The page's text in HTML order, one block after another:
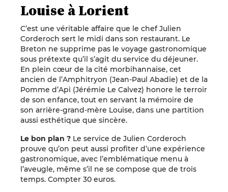
Louise à Lorient
C’est une véritable affaire que le chef Julien
Corderoch sert le midi dans son restaurant. Le
Breton ne supprime pas le voyage gastronomique
sous prétexte qu’il s’agit du service du déjeuner.
En plein cœur de la cité morbihannaise, cet
ancien de l’Amphitryon (Jean-Paul Abadie) et de la
Pomme d’Api (Jérémie Le Calvez) honore le terroir
de son enfance, tout en servant la mémoire de
son arrière-grand-mère Louise, dans une partition
aussi esthétique que sincère.
Le bon plan ? Le service de Julien Corderoch
prouve qu’on peut aussi profiter d’une expérience
gastronomique, avec l’emblématique menu à
l’aveugle, même s’il ne se compose que de trois
temps. Compter 30 euros.